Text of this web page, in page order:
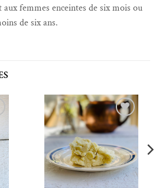
aux femmes enceintes de six mois ou
de six ans.
Ajouter à la liste de souhaits